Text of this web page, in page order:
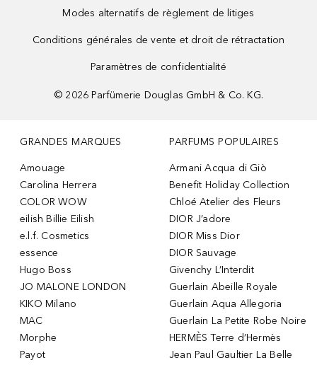
Modes alternatifs de règlement de litiges
Conditions générales de vente et droit de rétractation
Paramètres de confidentialité
© 2026 Parfümerie Douglas GmbH & Co. KG.
GRANDES MARQUES
Amouage
Carolina Herrera
COLOR WOW
eilish Billie Eilish
e.l.f. Cosmetics
essence
Hugo Boss
JO MALONE LONDON
KIKO Milano
MAC
Morphe
Payot
PARFUMS POPULAIRES
Armani Acqua di Giò
Benefit Holiday Collection
Chloé Atelier des Fleurs
DIOR J’adore
DIOR Miss Dior
DIOR Sauvage
Givenchy L’Interdit
Guerlain Abeille Royale
Guerlain Aqua Allegoria
Guerlain La Petite Robe Noire
HERMÈS Terre d’Hermès
Jean Paul Gaultier La Belle